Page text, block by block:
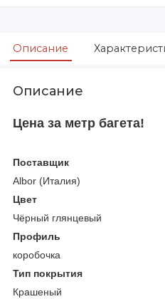
Описание
Описание
Цена за метр багета!
Поставщик
Albor (Италия)
Цвет
Чёрный глянцевый
Профиль
коробочка
Тип покрытия
Крашеный